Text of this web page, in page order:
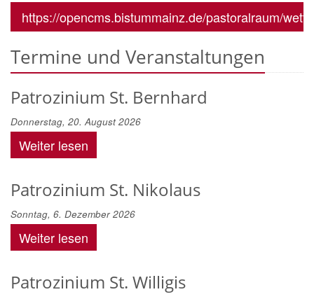
https://opencms.bistummainz.de/pastoralraum/
Termine und Veranstaltungen
Patrozinium St. Bernhard
Donnerstag, 20. August 2026
Weiter lesen
Patrozinium St. Nikolaus
Sonntag, 6. Dezember 2026
Weiter lesen
Patrozinium St. Willigis